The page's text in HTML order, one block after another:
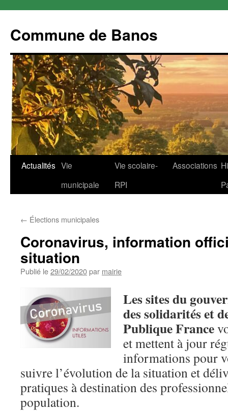
Commune de Banos
Aller
Actualités Vie
municipale
Vie scolaire-
RPI
Associations
← Élections municipales
Coronavirus, information
situation
Publié le29/02/2020par mairie
Les sites du
des solidarités et
Publique France
et mettent à jour
informations pour
suivre l’évolution de la situation et
pratiques à destination des
population.